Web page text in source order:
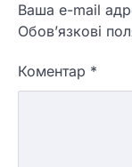
Ваша e-mail
Обов’язкові
Коментар *